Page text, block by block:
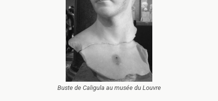
Buste de Caligula au musée du Louvre